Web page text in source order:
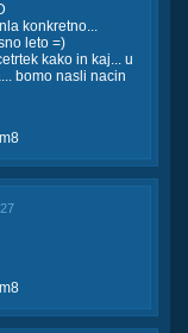
konkretno...
leto =)
kako in kaj... u
bomo nasli nacin